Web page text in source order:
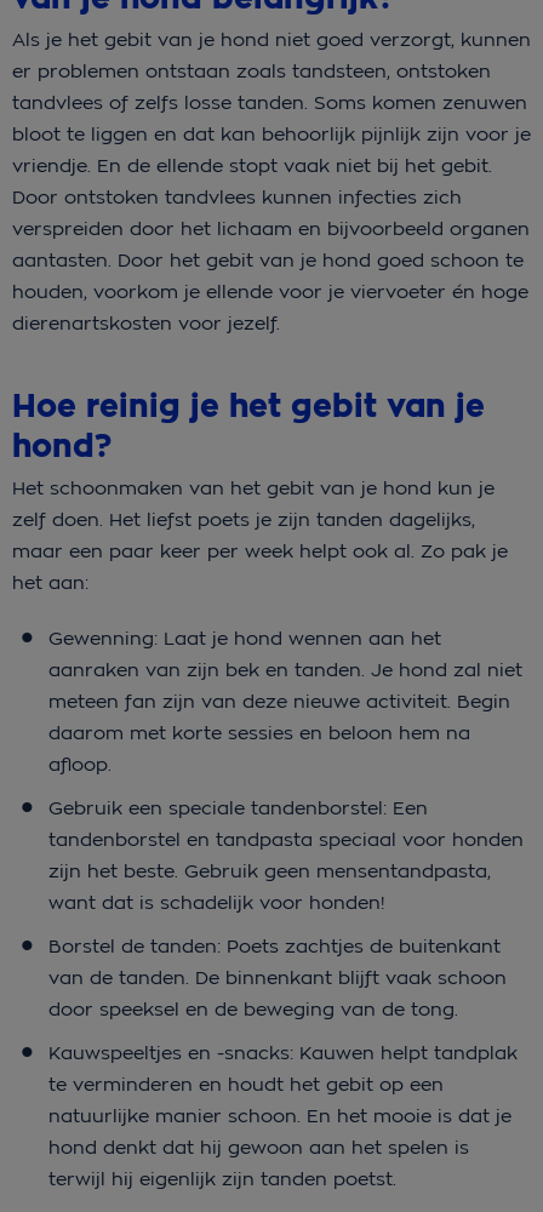
Als je het gebit van je hond niet goed verzorgt, kunnen
er problemen ontstaan zoals tandsteen, ontstoken
tandvlees of zelfs losse tanden. Soms komen zenuwen
bloot te liggen en dat kan behoorlijk pijnlijk zijn voor je
vriendje. En de ellende stopt vaak niet bij het gebit.
Door ontstoken tandvlees kunnen infecties zich
verspreiden door het lichaam en bijvoorbeeld organen
aantasten. Door het gebit van je hond goed schoon te
houden, voorkom je ellende voor je viervoeter én hoge
dierenartskosten voor jezelf.
Hoe reinig je het gebit van je
hond?
Het schoonmaken van het gebit van je hond kun je
zelf doen. Het liefst poets je zijn tanden dagelijks,
maar een paar keer per week helpt ook al. Zo pak je
het aan:
Gewenning: Laat je hond wennen aan het
aanraken van zijn bek en tanden. Je hond zal niet
meteen fan zijn van deze nieuwe activiteit. Begin
daarom met korte sessies en beloon hem na
afloop.
Gebruik een speciale tandenborstel: Een
tandenborstel en tandpasta speciaal voor honden
zijn het beste. Gebruik geen mensentandpasta,
want dat is schadelijk voor honden!
Borstel de tanden: Poets zachtjes de buitenkant
van de tanden. De binnenkant blijft vaak schoon
door speeksel en de beweging van de tong.
Kauwspeeltjes en -snacks: Kauwen helpt tandplak
te verminderen en houdt het gebit op een
natuurlijke manier schoon. En het mooie is dat je
hond denkt dat hij gewoon aan het spelen is
terwijl hij eigenlijk zijn tanden poetst.